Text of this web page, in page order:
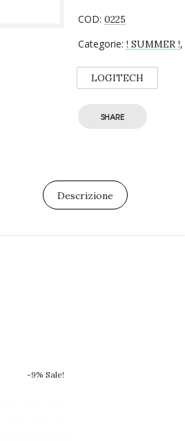
COD: 0225
Categorie: ! SUMMER !,
LOGITECH
SHARE
Descrizione
-9% Sale!